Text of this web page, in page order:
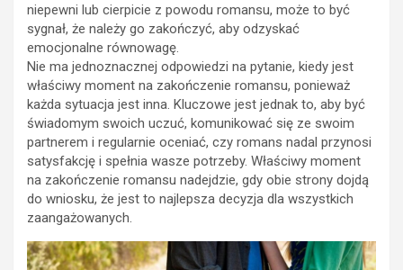
niepewni lub cierpicie z powodu romansu, może to być
sygnał, że należy go zakończyć, aby odzyskać
emocjonalne równowagę.
Nie ma jednoznacznej odpowiedzi na pytanie, kiedy jest
właściwy moment na zakończenie romansu, ponieważ
każda sytuacja jest inna. Kluczowe jest jednak to, aby być
świadomym swoich uczuć, komunikować się ze swoim
partnerem i regularnie oceniać, czy romans nadal przynosi
satysfakcję i spełnia wasze potrzeby. Właściwy moment
na zakończenie romansu nadejdzie, gdy obie strony dojdą
do wniosku, że jest to najlepsza decyzja dla wszystkich
zaangażowanych.